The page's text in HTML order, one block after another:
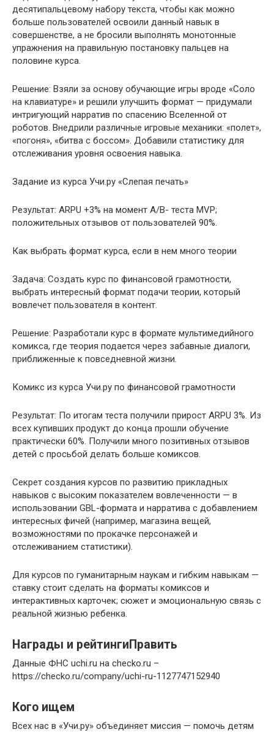
десятипальцевому набору текста, чтобы как можно
больше пользователей освоили данный навык в
совершенстве, а не бросили выполнять монотонные
упражнения на правильную постановку пальцев на
половине курса.
Решение: Взяли за основу обучающие игры вроде «Соло
на клавиатуре» и решили улучшить формат — придумали
интригующий нарратив по спасению Вселенной от
роботов. Внедрили различные игровые механики: «полет»,
«погоня», «битва с боссом». Добавили статистику для
отслеживания уровня освоения навыка.
Задание из курса Учи.ру «Слепая печать»
Результат: ARPU +3% на момент A/B- теста MVP;
положительных отзывов от пользователей 90%.
Как выбрать формат курса, если в нем много теории
Задача: Создать курс по финансовой грамотности,
выбрать интересный формат подачи теории, который
вовлечет пользователя в контент.
Решение: Разработали курс в формате мультимедийного
комикса, где теория подается через забавные диалоги,
приближенные к повседневной жизни.
Комикс из курса Учи.ру по финансовой грамотности
Результат: По итогам теста получили прирост ARPU 3%. Из
всех купивших продукт до конца прошли обучение
практически 60%. Получили много позитивных отзывов
детей с просьбой делать больше комиксов.
Секрет создания курсов по развитию прикладных
навыков с высоким показателем вовлеченности — в
использовании GBL-формата и нарратива с добавлением
интересных фичей (например, магазина вещей,
возможностями по прокачке персонажей и
отслеживанием статистики).
Для курсов по гуманитарным наукам и гибким навыкам —
ставку стоит сделать на форматы комиксов и
интерактивных карточек; сюжет и эмоциональную связь с
реальной жизнью ребенка.
Награды и рейтингиПравить
Данные ФНС uchi.ru на checko.ru –
https://checko.ru/company/uchi-ru-1127747152940
Кого ищем
Всех нас в «Учи.ру» объединяет миссия — помочь детям